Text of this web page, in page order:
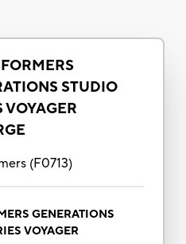
STUDIO
VOYAGER
(F0713)
GENERATIONS
VOYAGER